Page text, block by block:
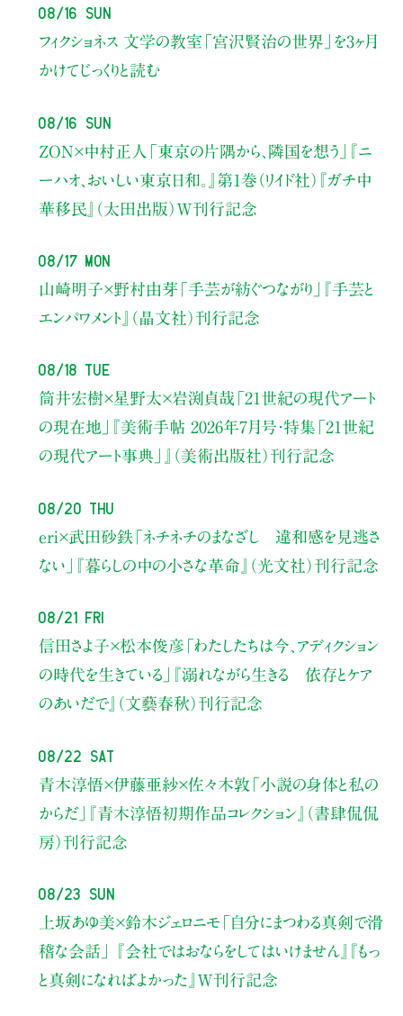
08/16 Sun
フィクショネス 文学の教室 「宮沢賢治の世界」を3ヶ月
かけてじっくりと読む
08/16 Sun
ZON×中村正人 「東京の片隅から、隣国を想う」
『ニ
ーハオ、おいしい東京日和。』第1巻（リイド社） 『ガチ中
華移民』（太田出版）W刊行記念
08/17 Mon
山崎明子×野村由芽 「手芸が紡ぐつながり」
『手芸と
エンパワメント』（晶文社）刊行記念
08/18 Tue
筒井宏樹×星野太×岩渕貞哉 「21世紀の現代アート
の現在地」
『美術手帖 2026年7月号・特集「21世紀
の現代アート事典」』（美術出版社）刊行記念
08/20 Thu
eri×武田砂鉄「ネチネチのまなざし 違和感を見逃さ
ない」
『暮らしの中の小さな革命』（光文社）刊行記念
08/21 Fri
信田さよ子×松本俊彦 「わたしたちは今、アディクション
の時代を生きている」
『溺れながら生きる 依存とケア
のあいだで』（文藝春秋）刊行記念
08/22 Sat
青木淳悟×伊藤亜紗×佐々木敦 「小説の身体と私の
からだ」
『青木淳悟初期作品コレクション』（書肆侃侃
房）刊行記念
08/23 Sun
上坂あゆ美×鈴木ジェロニモ 「自分にまつわる真剣で滑
稽な会話」
『会社ではおならをしてはいけません』『もっ
と真剣になればよかった』W刊行記念